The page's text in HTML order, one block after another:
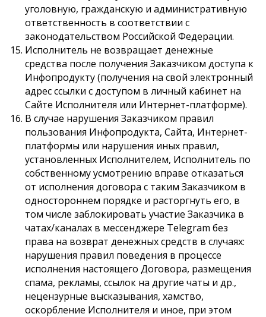
уголовную, гражданскую и административную
ответственность в соответствии с
законодательством Российской Федерации.
Исполнитель не возвращает денежные
средства после получения Заказчиком доступа к
Инфопродукту (получения на свой электронный
адрес ссылки с доступом в личный кабинет на
Сайте Исполнителя или Интернет-платформе).
В случае нарушения Заказчиком правил
пользования Инфопродукта, Сайта, Интернет-
платформы или нарушения иных правил,
установленных Исполнителем, Исполнитель по
собственному усмотрению вправе отказаться
от исполнения договора с таким Заказчиком в
одностороннем порядке и расторгнуть его, в
том числе заблокировать участие Заказчика в
чатах/каналах в мессенджере Telegram без
права на возврат денежных средств в случаях:
нарушения правил поведения в процессе
исполнения настоящего Договора, размещения
спама, рекламы, ссылок на другие чаты и др.,
нецензурные высказывания, хамство,
оскорбление Исполнителя и иное, при этом